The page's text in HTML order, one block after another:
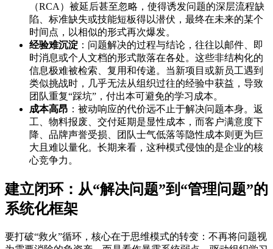
（RCA）被延后甚至忽略，使得诱发问题的深层流程缺
陷、标准缺失或技能短板得以潜伏，最终在未来的某个
时间点，以相似的形式再次爆发。
经验难沉淀 ：问题解决的过程与结论，往往以邮件、即
时消息或个人文档的形式散落在各处。这些非结构化的
信息极难被检索、复用和传递。当新项目或新员工遇到
类似挑战时，几乎无法从组织过往的经验中获益，导致
团队重复“踩坑”，付出本可避免的学习成本。
成本高昂 ：被动响应的代价远不止于解决问题本身。返
工、物料报废、交付延期是显性成本，而客户满意度下
降、品牌声誉受损、团队士气低落等隐性成本则更为巨
大且难以量化。长期来看，这种模式侵蚀的是企业的核
心竞争力。
建立闭环：从“解决问题”到“管理问题”的
系统化框架
要打破“救火”循环，核心在于思维模式的转变：不再将问题视